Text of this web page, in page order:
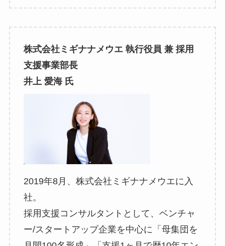
株式会社ミギナナメウエ 執行役員 兼 採用
支援事業部長
井上 愛海 氏
2019年8月、株式会社ミギナナメウエに入
社。
採用支援コンサルタントとして、ベンチャ
ー/スタートアップ企業を中心に「母集団を